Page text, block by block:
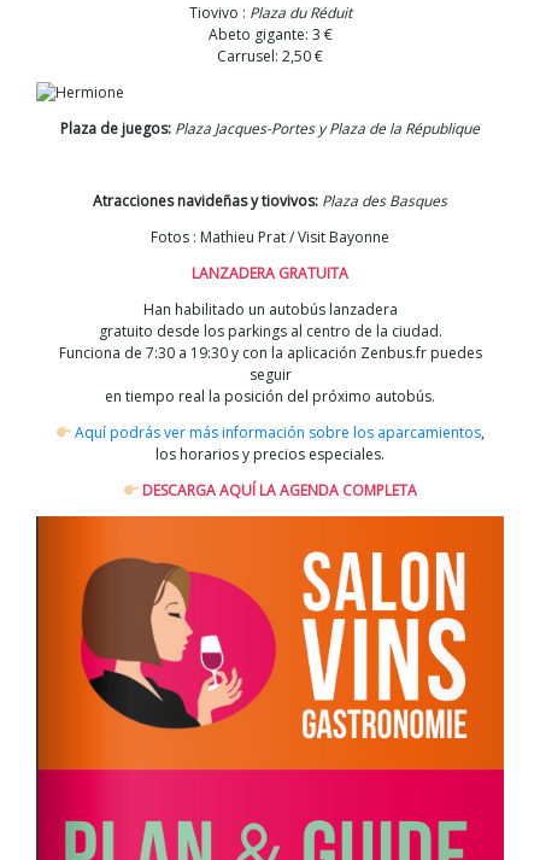
Tiovivo : Plaza du Réduit
Abeto gigante: 3 €
Carrusel: 2,50 €
Plaza de juegos: Plaza Jacques-Portes y Plaza de la République
Atracciones navideñas y tiovivos: Plaza des Basques
Fotos : Mathieu Prat / Visit Bayonne
LANZADERA GRATUITA
Han habilitado un autobús lanzadera
gratuito desde los parkings al centro de la ciudad.
Funciona de 7:30 a 19:30 y con la aplicación Zenbus.fr puedes
seguir
en tiempo real la posición del próximo autobús.
Aquí podrás ver más información sobre los aparcamientos,
los horarios y precios especiales.
DESCARGA AQUÍ LA AGENDA COMPLETA